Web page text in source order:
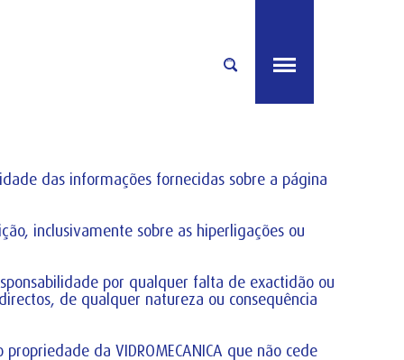
das informações fornecidas sobre a página
inclusivamente sobre as hiperligações ou
por qualquer falta de exactidão ou
de qualquer natureza ou consequência
da VIDROMECANICA que não cede